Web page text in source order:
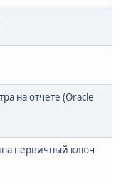
на отчете (Oracle
первичный ключ